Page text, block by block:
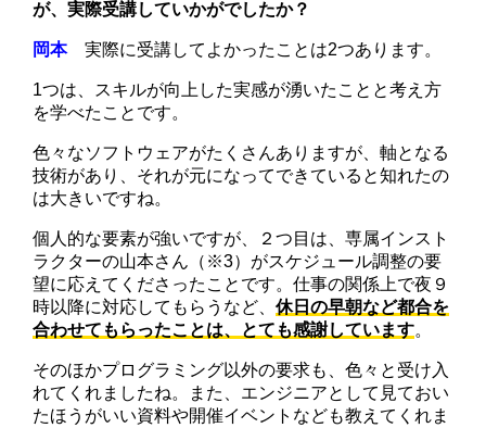
が、実際受講していかがでしたか？
岡本 実際に受講してよかったことは2つあります。
1つは、スキルが向上した実感が湧いたことと考え方
を学べたことです。
色々なソフトウェアがたくさんありますが、軸となる
技術があり、それが元になってできていると知れたの
は大きいですね。
個人的な要素が強いですが、２つ目は、専属インスト
ラクターの山本さん（※3）がスケジュール調整の要
望に応えてくださったことです。仕事の関係上で夜９
時以降に対応してもらうなど、休日の早朝など都合を
合わせてもらったことは、とても感謝しています。
そのほかプログラミング以外の要求も、色々と受け入
れてくれましたね。また、エンジニアとして見ておい
たほうがいい資料や開催イベントなども教えてくれま